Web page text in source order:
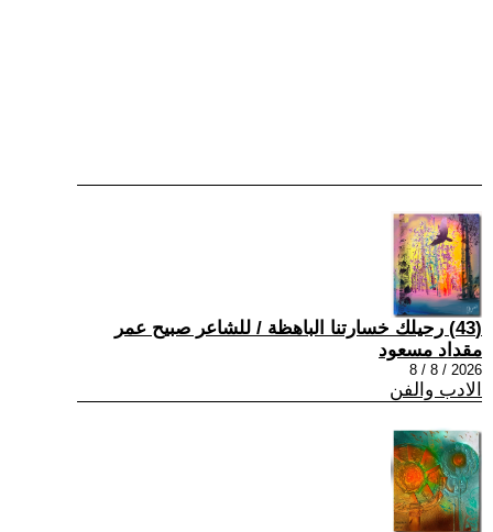
(43) رحيلك خسارتنا الباهظة / للشاعر صبيح عمر
مقداد مسعود
2026 / 8 / 8
الادب والفن